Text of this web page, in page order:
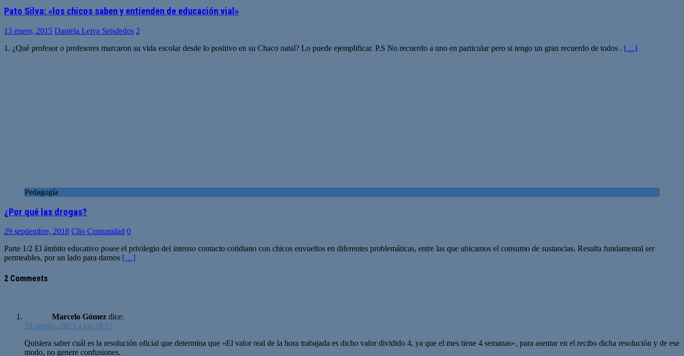
Pato Silva: «los chicos saben y entienden de educación vial»
13 enero, 2015 Daniela Leiva Seisdedos 2
1. ¿Qué profesor o profesores marcaron su vida escolar desde lo positivo en su Chaco natal? Lo puede ejemplificar. P.S No recuerdo a uno en particular pero si tengo un gran recuerdo de todos . […]
Pedagogía
¿Por qué las drogas?
29 septiembre, 2018 Clio Comunidad 0
Parte 1/2 El ámbito educativo posee el privilegio del intenso contacto cotidiano con chicos envueltos en diferentes problemáticas, entre las que ubicamos el consumo de sustancias. Resulta fundamental ser
permeables, por un lado para darnos […]
2 Comments
Marcelo Gómez dice:
29 agosto, 2023 a las 18:55
Quisiera saber cuál es la resolución oficial que determina que «El valor real de la hora trabajada es dicho valor dividido 4, ya que el mes tiene 4 semanas», para asentar en el recibo dicha resolución y de ese
modo, no genere confusiones.